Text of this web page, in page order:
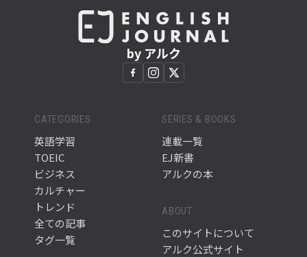
by アルク
CATEGORIES
英語学習
TOEIC
ビジネス
カルチャー
トレンド
全ての記事
タグ一覧
SERIES & BOOKS
連載一覧
EJ新書
アルクの本
ABOUT
このサイトについて
アルク公式サイト